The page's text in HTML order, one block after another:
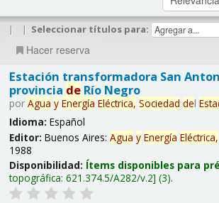
| | Seleccionar títulos para:
Hacer reserva
Estación transformadora San
provincia deRío Negro
por Agua y Energía Eléctrica, Sociedad del
Idioma: Español
Editor: Buenos Aires: Agua y Energía Eléctrica,
1988
Disponibilidad: Ítems disponibles para
topográfica: 621.374.5/A282/v.2 (3).